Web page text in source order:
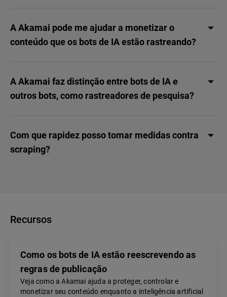
A Akamai pode me ajudar a monetizar o
conteúdo que os bots de IA estão rastreando?
A Akamai faz distinção entre bots de IA e
outros bots, como rastreadores de pesquisa?
Com que rapidez posso tomar medidas contra
scraping?
Recursos
Como os bots de IA estão reescrevendo as
regras de publicação
Veja como a Akamai ajuda a proteger, controlar e
monetizar seu conteúdo enquanto a inteligência artificial